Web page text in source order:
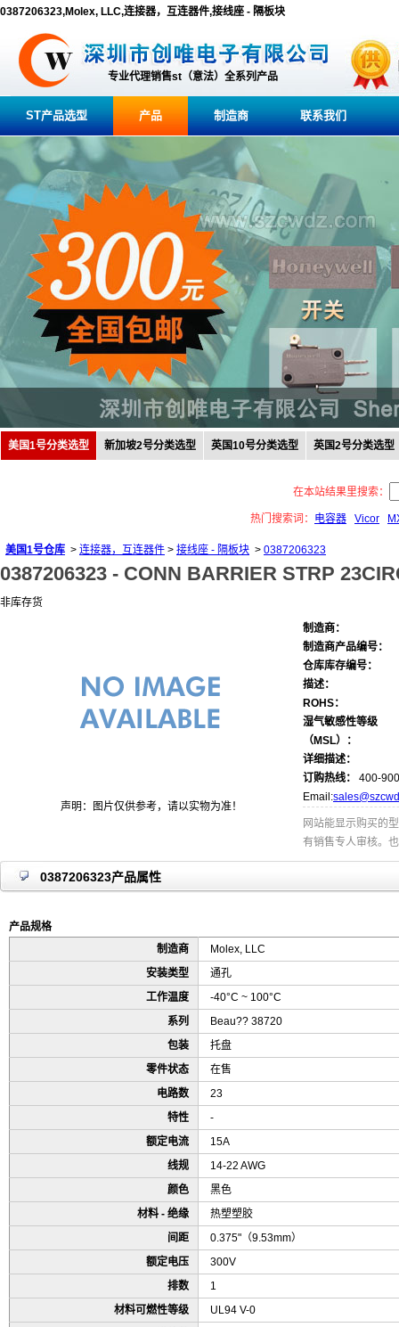
0387206323,Molex, LLC,连接器，互连器件,接线座 - 隔板块
专业代理销售st（意法）全系列产品
ST产品选型 产品 制造商 联系我们
美国1号分类选型 新加坡2号分类选型 英国10号分类选型 英国2号分类选型
在本站结果里搜索：
热门搜索词： 电容器 Vicor
美国1号仓库 > 连接器，互连器件 > 接线座 - 隔板块 > 0387206323
0387206323 - CONN BARRIER STRP
非库存货
声明：图片仅供参考，请以实物为准！
制造商：
制造商产品编号：
仓库库存编号：
描述：
ROHS：
湿气敏感性等级
（MSL）：
详细描述：
订购热线：
400-
Email:
网站能显示购买的
有销售专人审核。
0387206323产品属性
产品规格
制造商
Molex, LLC
安装类型
通孔
工作温度
-40°C ~ 100°C
系列
Beau?? 38720
包装
托盘
零件状态
在售
电路数
23
特性
-
额定电流
15A
线规
14-22 AWG
颜色
黑色
材料 - 绝缘
热塑塑胶
间距
0.375"（9.53mm）
额定电压
300V
排数
1
材料可燃性等级
UL94 V-0